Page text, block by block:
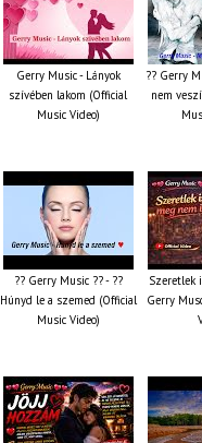
Gerry Music - Lányok
szívében lakom (Official
Music Video)
?? Gerry
nem
?? Gerry Music ?? - ??
Húnyd le a szemed (Official
Music Video)
Szeretlek
Gerry